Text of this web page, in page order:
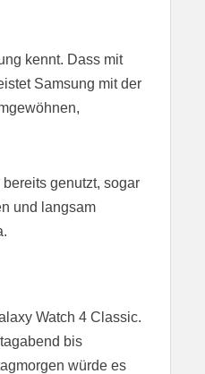
kennt. Dass mit
Samsung mit der
genutzt, sogar
und langsam
Watch 4 Classic.
bis
würde es